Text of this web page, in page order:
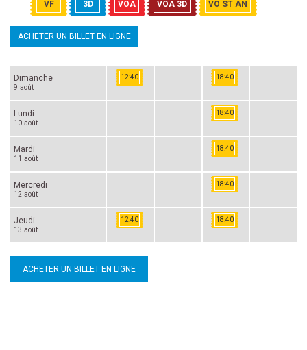
VF 3D VOA VOA 3D VO ST AN
ACHETER UN BILLET EN LIGNE
Dimanche
9 août
12:40 18:40
Lundi
10 août
18:40
Mardi
11 août
18:40
Mercredi
12 août
18:40
Jeudi
13 août
12:40 18:40
ACHETER UN BILLET EN LIGNE